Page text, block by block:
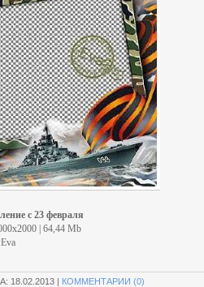
с 23 февраля
| 64,44 Mb
18.02.2013 | КОММЕНТАРИИ (0)